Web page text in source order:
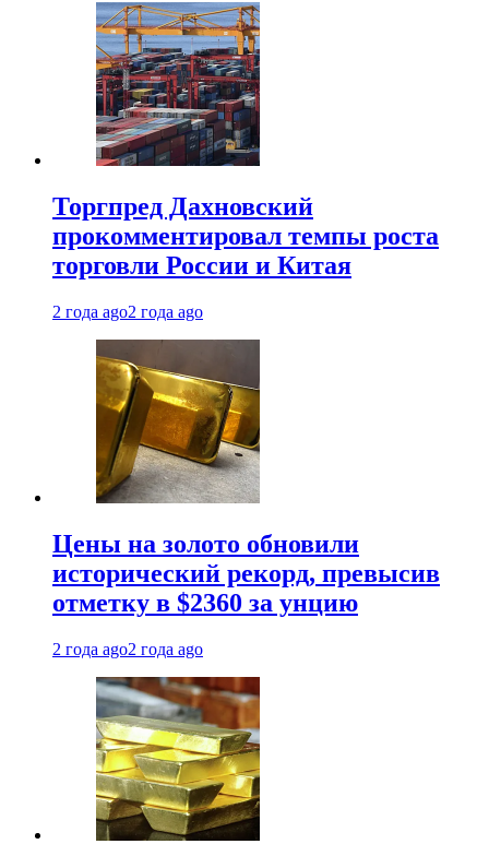
Торгпред Дахновский
прокомментировал темпы роста
торговли России и Китая
2 года ago2 года ago
Цены на золото обновили
исторический рекорд, превысив
отметку в $2360 за унцию
2 года ago2 года ago